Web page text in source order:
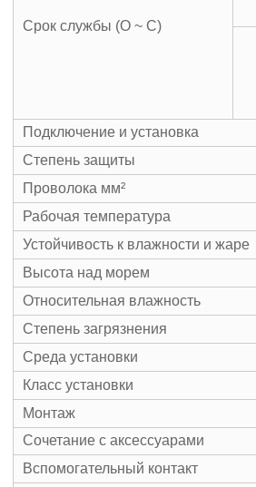
Срок службы (O ~ C)
Подключение и установка
Степень защиты
Проволока мм²
Рабочая температура
Устойчивость к влажности и жаре
Высота над морем
Относительная влажность
Степень загрязнения
Среда установки
Класс установки
Монтаж
Сочетание с аксессуарами
Вспомогательный контакт